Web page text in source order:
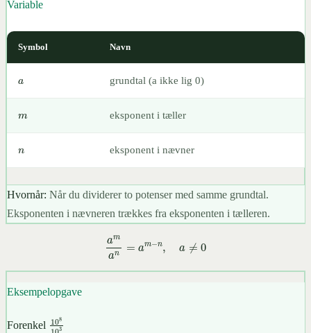
Variable
Symbol Navn
a
grundtal (a ikke lig 0)
eksponent i tæller
eksponent i nævner
Hvornår: Når du dividerer to potenser med samme grundtal.
Eksponenten i nævneren trækkes fra eksponenten i tælleren.
a
Eksempelopgave
Forenkel 108